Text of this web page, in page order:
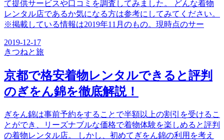
て提供サービスや口コミを調査してみました。 どんな着物
レンタル店であるか気になる方は参考にしてみてください。
※掲載している情報は2019年11月のもの。現時点のサー
2019-12-17
きつねと旅
京都で格安着物レンタルできると評判
のぎをん錦を徹底解説！
ぎをん錦は事前予約をすることで半額以上の割引を受けるこ
とができ、リーズナブルな価格で着物体験を楽しめると評判
の着物レンタル店。 しかし、初めてぎをん錦の利用を考え